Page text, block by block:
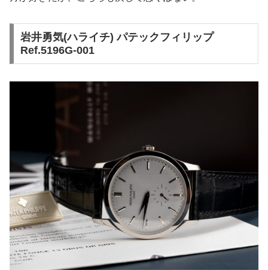
岩井勇気(ハライチ) パテックフィリップ
Ref.5196G-001